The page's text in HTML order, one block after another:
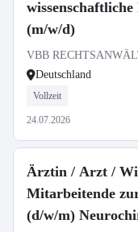
(m/w/d)
VBB
Deutschland
Vollzeit
24.07.2026
Ärztin / Arzt /
Mitarbeitende
(d/w/m)